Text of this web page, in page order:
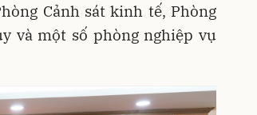
Cảnh sát kinh tế, Phòng
và một số phòng nghiệp vụ